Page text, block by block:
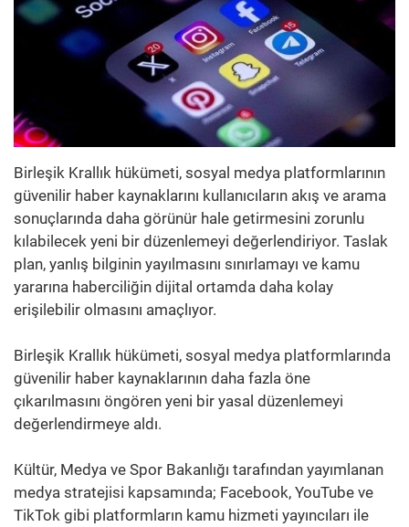
Birleşik Krallık hükümeti, sosyal medya platformlarının
güvenilir haber kaynaklarını kullanıcıların akış ve arama
sonuçlarında daha görünür hale getirmesini zorunlu
kılabilecek yeni bir düzenlemeyi değerlendiriyor. Taslak
plan, yanlış bilginin yayılmasını sınırlamayı ve kamu
yararına haberciliğin dijital ortamda daha kolay
erişilebilir olmasını amaçlıyor.
Birleşik Krallık hükümeti, sosyal medya platformlarında
güvenilir haber kaynaklarının daha fazla öne
çıkarılmasını öngören yeni bir yasal düzenlemeyi
değerlendirmeye aldı.
Kültür, Medya ve Spor Bakanlığı tarafından yayımlanan
medya stratejisi kapsamında; Facebook, YouTube ve
TikTok gibi platformların kamu hizmeti yayıncıları ile